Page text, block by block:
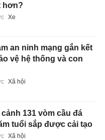
hơn?
Xe
an ninh mạng gắn kết
vệ hệ thống và con
Xã hội
cảnh 131 vòm cầu đá
tuổi sắp được cải tạo
Xã hội